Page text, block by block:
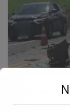
Colisão
deixa dois